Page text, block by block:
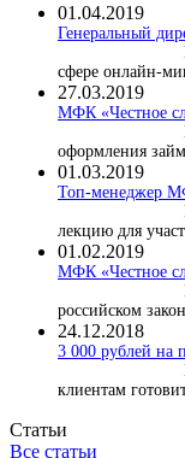
01.04.2019
Генеральный
сфере онлайн-
27.03.2019
МФК «Честное
оформления
01.03.2019
Топ-менеджер
лекцию для
01.02.2019
МФК «Честное
российском
24.12.2018
3 000 рублей на
клиентам
Статьи
Все статьи